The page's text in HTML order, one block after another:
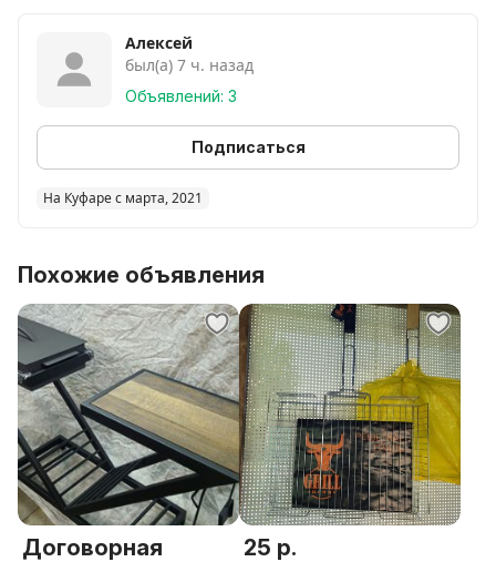
Алексей
был(а) 7 ч. назад
Объявлений: 3
Подписаться
На Куфаре с марта, 2021
Похожие объявления
Договорная 25 р.